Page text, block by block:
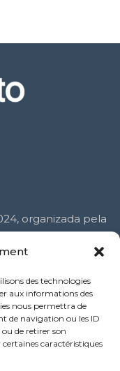
des technologies
aux informations des
nous permettra de
de navigation ou les ID
de retirer son
caractéristiques
organizada pela
ao cliente